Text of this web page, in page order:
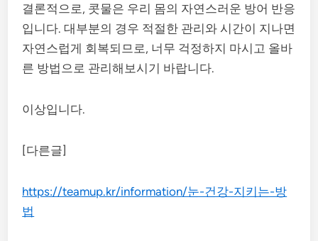
결론적으로, 콧물은 우리 몸의 자연스러운 방어 반응
입니다. 대부분의 경우 적절한 관리와 시간이 지나면
자연스럽게 회복되므로, 너무 걱정하지 마시고 올바
른 방법으로 관리해보시기 바랍니다.
이상입니다.
[다른글]
https://teamup.kr/information/눈-건강-지키는-방
법